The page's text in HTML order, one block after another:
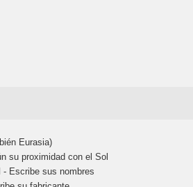
Eurasia)
su proximidad con el Sol
Escribe sus nombres